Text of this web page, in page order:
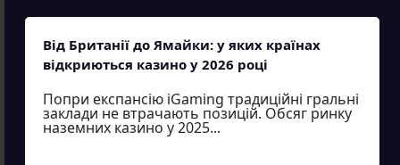
Від Британії до Ямайки: у яких країнах
відкриються казино у 2026 році
Попри експансію iGaming традиційні гральні
заклади не втрачають позицій. Обсяг ринку
наземних казино у 2025...